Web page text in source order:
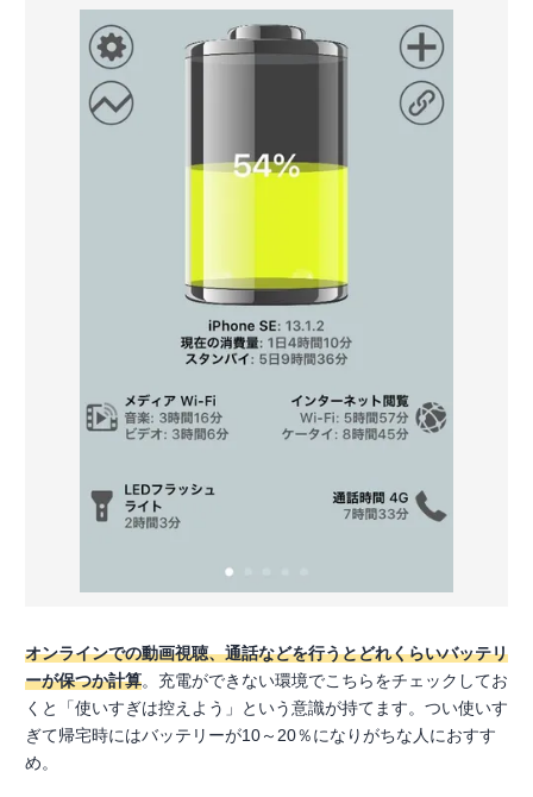
オンラインでの動画視聴、通話などを行うとどれくらいバッテリ
ーが保つか計算。充電ができない環境でこちらをチェックしてお
くと「使いすぎは控えよう」という意識が持てます。つい使いす
ぎて帰宅時にはバッテリーが10～20％になりがちな人におすす
め。